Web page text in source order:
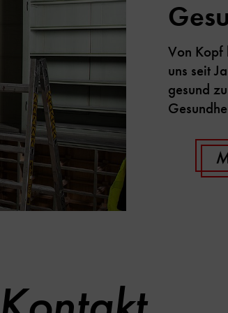
Von Kopf
uns seit
gesund